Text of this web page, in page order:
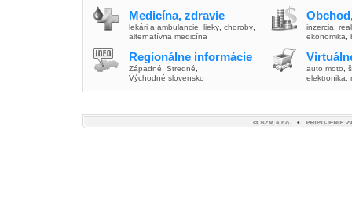
Medicína, zdravie
lekári a ambulancie lieky choroby
alternatívna medicína
Regionálne informácie
Západné Stredné
Východné slovensko
inzercia
ekonomika
auto moto
elektronika,